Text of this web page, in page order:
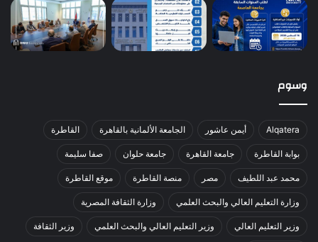
وسوم
Alqatera أيمن عاشور الجامعة الألمانية بالقاهرة القاطرة
بوابة القاطرة جامعة القاهرة جامعة حلوان صفا سليمة
محمد عبد اللطيف مصر منصة القاطرة موقع القاطرة
وزارة التعليم العالي والبحث العلمي وزارة الثقافة المصرية
وزير التعليم العالي وزير التعليم العالي والبحث العلمي وزير الثقافة